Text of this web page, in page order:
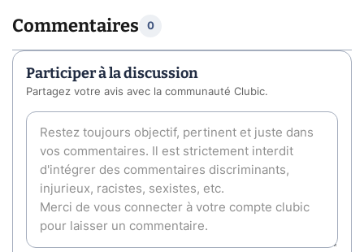
Commentaires 0
Participer à la discussion
Partagez votre avis avec la communauté Clubic.